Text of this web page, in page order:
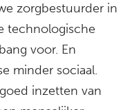
zorgbestuurder in
technologische
voor. En
minder sociaal.
inzetten van